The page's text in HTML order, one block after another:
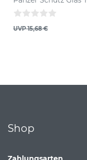
UVP 15,68 €
Shop